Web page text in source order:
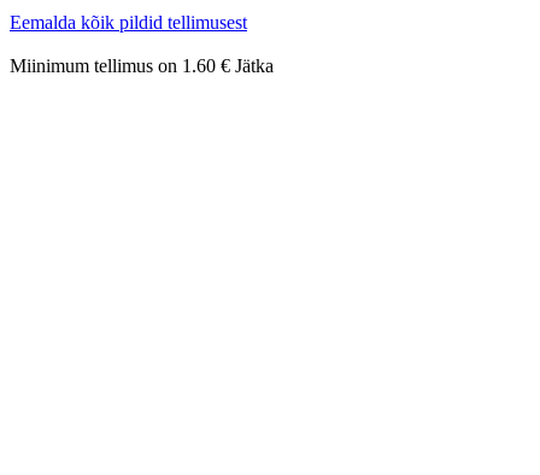
Eemalda kõik pildid tellimusest
Miinimum tellimus on 1.60 € Jätka